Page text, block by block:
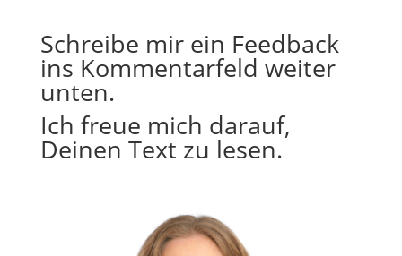
Schreibe mir ein Feedback
ins Kommentarfeld weiter
unten.
Ich freue mich darauf,
Deinen Text zu lesen.